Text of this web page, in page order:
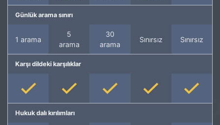
Günlük arama sınırı
1 arama
5
arama
30
arama
Sınırsız Sınırsız
Karşı dildeki karşılıklar
Hukuk dalı kırılımları